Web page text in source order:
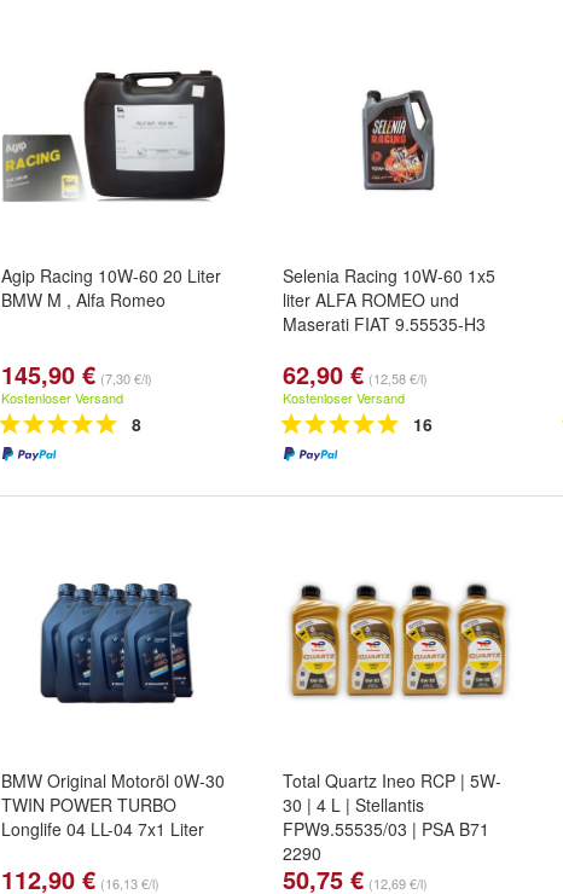
Agip Racing 10W-60 20 Liter
BMW M , Alfa Romeo
145,90 € (7,30 €/l)
Kostenloser Versand
8
Selenia Racing 10W-60 1x5
liter ALFA ROMEO und
Maserati FIAT 9.55535-H3
62,90 € (12,58 €/l)
Kostenloser Versand
16
BMW Original Motoröl 0W-30
TWIN POWER TURBO
Longlife 04 LL-04 7x1 Liter
112,90 € (16,13 €/l)
Total Quartz Ineo RCP | 5W-
30 | 4 L | Stellantis
FPW9.55535/03 | PSA B71
2290
50,75 € (12,69 €/l)